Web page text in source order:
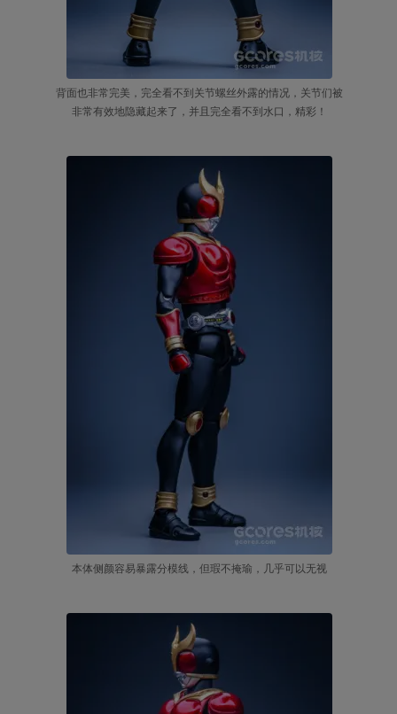
背面也非常完美，完全看不到关节螺丝外露的情况，关节们被
非常有效地隐藏起来了，并且完全看不到水口，精彩！
本体侧颜容易暴露分模线，但瑕不掩瑜，几乎可以无视